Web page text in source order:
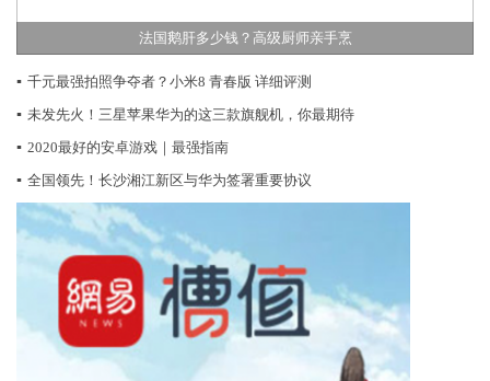
法国鹅肝多少钱？高级厨师亲手烹
▪ 千元最强拍照争夺者？小米8 青春版 详细评测
▪ 未发先火！三星苹果华为的这三款旗舰机，你最期待
▪ 2020最好的安卓游戏｜最强指南
▪ 全国领先！长沙湘江新区与华为签署重要协议